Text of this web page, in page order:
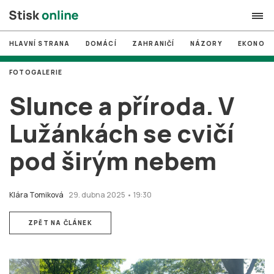
search
# MUNI
# Brno
volby
login PŘIHLÁSIT SE
HLAVNÍ STRANA DOMÁCÍ ZAHRANIČÍ NÁZORY
Slunce a příroda. V
Lužánkách se cvičí
pod širým nebem
Klára Tomiková 29. dubna 2025 • 19:30
FOTOGALERIE
ZPĚT NA ČLÁNEK